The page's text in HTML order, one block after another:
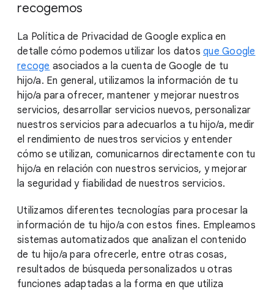
recogemos
La Política de Privacidad de Google explica en
detalle cómo podemos utilizar los datos que Google
recoge asociados a la cuenta de Google de tu
hijo/a. En general, utilizamos la información de tu
hijo/a para ofrecer, mantener y mejorar nuestros
servicios, desarrollar servicios nuevos, personalizar
nuestros servicios para adecuarlos a tu hijo/a, medir
el rendimiento de nuestros servicios y entender
cómo se utilizan, comunicarnos directamente con tu
hijo/a en relación con nuestros servicios, y mejorar
la seguridad y fiabilidad de nuestros servicios.
Utilizamos diferentes tecnologías para procesar la
información de tu hijo/a con estos fines. Empleamos
sistemas automatizados que analizan el contenido
de tu hijo/a para ofrecerle, entre otras cosas,
resultados de búsqueda personalizados u otras
funciones adaptadas a la forma en que utiliza